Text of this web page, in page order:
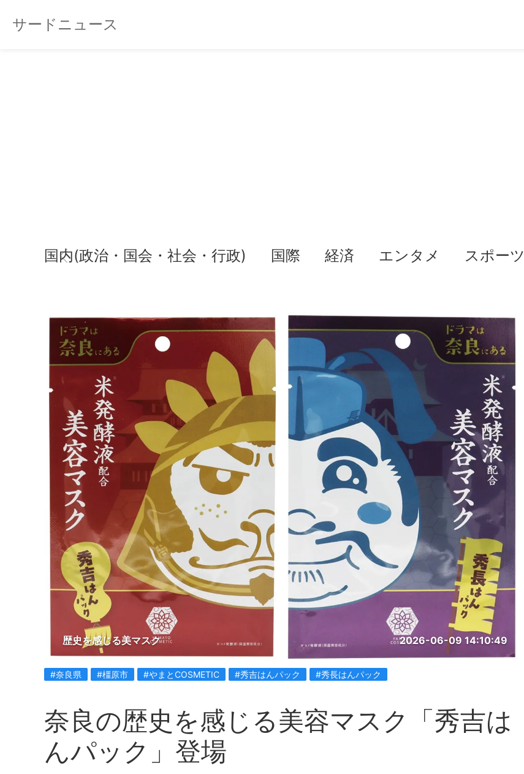
サードニュース
国内(政治・国会・社会・行政) 国際 経済 エンタメ スポーツ
歴史を感じる美マスク 2026-06-09 14:10:49
#奈良県 #橿原市 #やまとCOSMETIC #秀吉はんパック #秀長はんパック
奈良の歴史を感じる美容マスク「秀吉は
んパック」登場